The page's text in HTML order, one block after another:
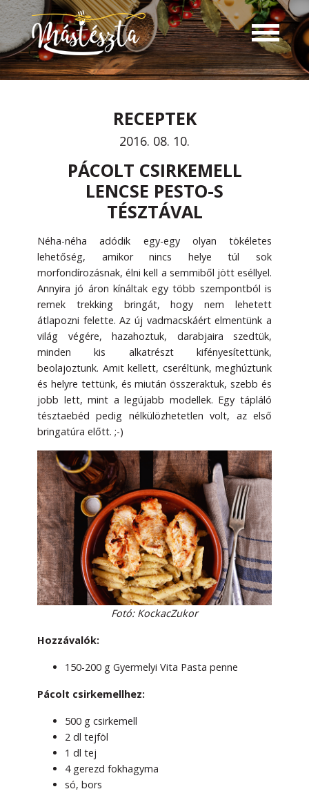
RECEPTEK
2016. 08. 10.
PÁCOLT CSIRKEMELL
LENCSE PESTO-S
TÉSZTÁVAL
Néha-néha adódik egy-egy olyan tökéletes
lehetőség, amikor nincs helye túl sok
morfondírozásnak, élni kell a semmiből jött eséllyel.
Annyira jó áron kínáltak egy több szempontból is
remek trekking bringát, hogy nem lehetett
átlapozni felette. Az új vadmacskáért elmentünk a
világ végére, hazahoztuk, darabjaira szedtük,
minden kis alkatrészt kifényesítettünk,
beolajoztunk. Amit kellett, cseréltünk, meghúztunk
és helyre tettünk, és miután összeraktuk, szebb és
jobb lett, mint a legújabb modellek. Egy tápláló
tésztaebéd pedig nélkülözhetetlen volt, az első
bringatúra előtt. ;-)
Fotó: KockacZukor
Hozzávalók:
150-200 g Gyermelyi Vita Pasta penne
Pácolt csirkemellhez:
500 g csirkemell
2 dl tejföl
1 dl tej
4 gerezd fokhagyma
só, bors